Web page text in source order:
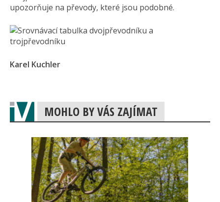
upozorňuje na převody, které jsou podobné.
Karel Kuchler
MOHLO BY VÁS ZAJÍMAT